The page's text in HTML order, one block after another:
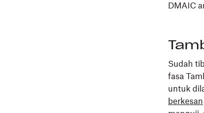
DMAIC
Sudah
fasa
untuk
berkesan